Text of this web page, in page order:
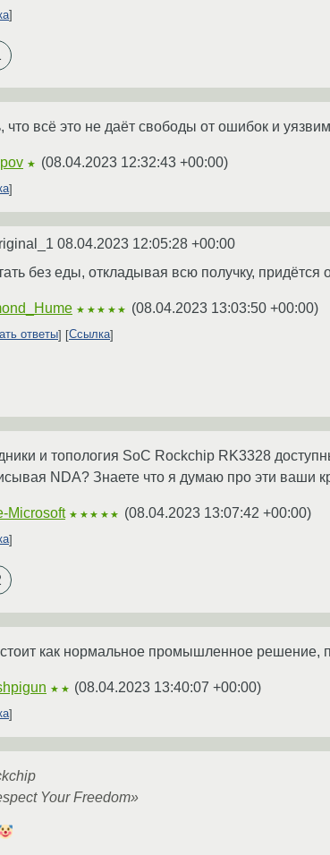
что всё это не даёт свободы от ошибок и
★ (08.04.2023 12:32:43 +00:00)
08.04.2023 12:05:28 +00:00
без еды, откладывая всю получку,
★★★★★ (08.04.2023 13:03:50 +00:00)
ответы Ссылка
и топология SoC Rockchip RK3328
NDA? Знаете что я думаю про эти ваши
Microsoft ★★★★★ (08.04.2023 13:07:42 +00:00)
стоит как нормальное промышленное решение,
★★ (08.04.2023 13:40:07 +00:00)
Your Freedom»